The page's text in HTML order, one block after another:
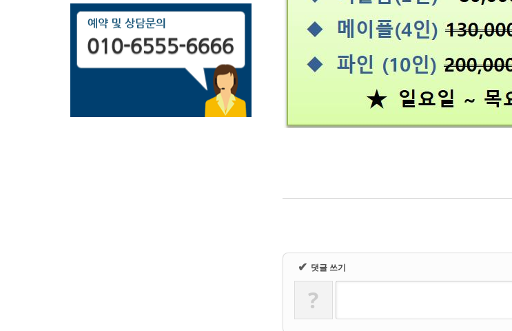
✔ 댓글 쓰기
?